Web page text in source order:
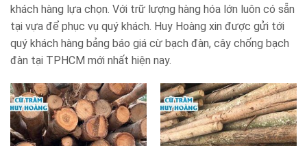
khách hàng lựa chọn. Với trữ lượng hàng hóa lớn luôn có sẵn
tại vựa để phục vụ quý khách. Huy Hoàng xin được gửi tới
quý khách hàng bảng báo giá cừ bạch đàn, cây chống bạch
đàn tại TPHCM mới nhất hiện nay.